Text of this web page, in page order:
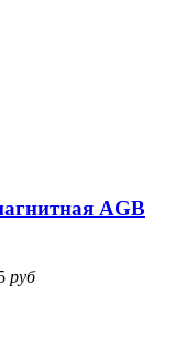
AGB
руб